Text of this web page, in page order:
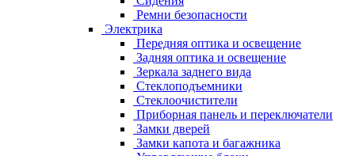
Ремни безопасности
Электрика
Передняя оптика и освещение
Задняя оптика и освещение
Зеркала заднего вида
Стеклоподъемники
Стеклоочистители
Приборная панель и переключатели
Замки дверей
Замки капота и багажника